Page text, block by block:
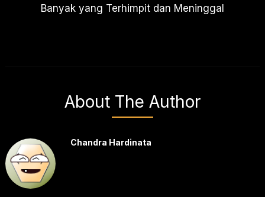
Banyak yang Terhimpit dan Meninggal
About The Author
Chandra Hardinata